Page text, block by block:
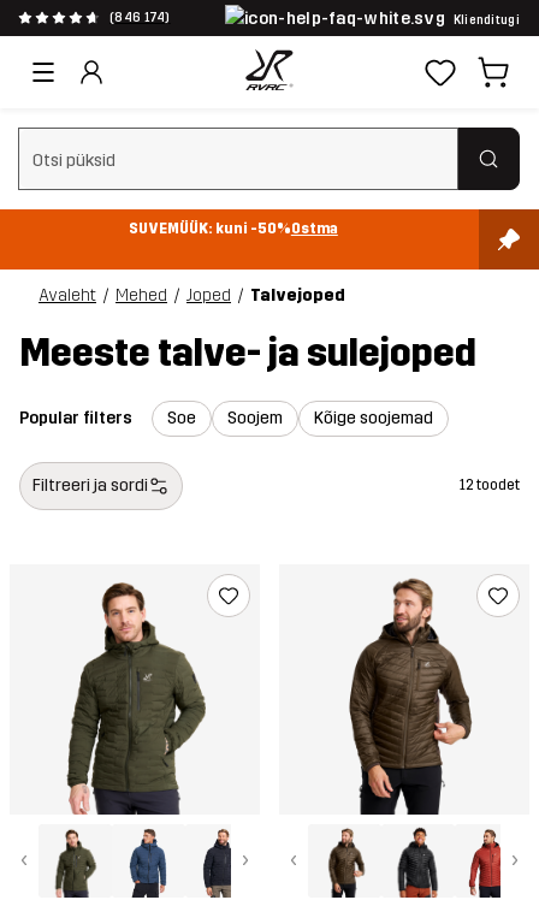
(846 174) Klienditugi
Tühjenda otsing
SUVEMÜÜK: kuni -50%Ostma
Avaleht Mehed Joped Talvejoped
Meeste talve- ja sulejoped
Popular filters Soe Soojem Kõige soojemad
Filtreeri ja sordi 12 toodet
‹ › ‹ ›